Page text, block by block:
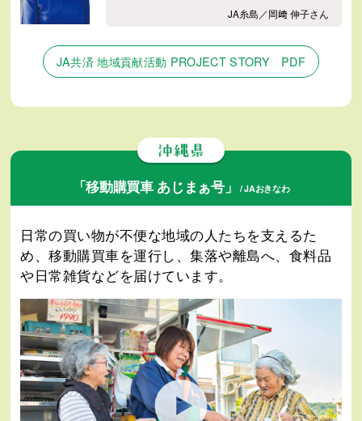
JA糸島／岡﨑 伸子さん
JA共済 地域貢献活動 PROJECT STORY PDF
「移動購買車 あじまぁ号」 / JAおきなわ
日常の買い物が不便な地域の人たちを支えるた
め、移動購買車を運行し、集落や離島へ、食料品
や日常雑貨などを届けています。